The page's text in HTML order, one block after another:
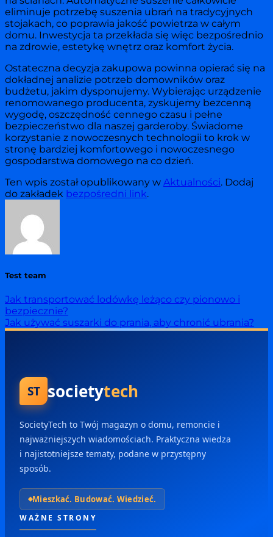
eliminuje potrzebę suszenia ubrań na tradycyjnych
stojakach, co poprawia jakość powietrza w całym
domu. Inwestycja ta przekłada się więc bezpośrednio
na zdrowie, estetykę wnętrz oraz komfort życia.
Ostateczna decyzja zakupowa powinna opierać się na
dokładnej analizie potrzeb domowników oraz
budżetu, jakim dysponujemy. Wybierając urządzenie
renomowanego producenta, zyskujemy bezcenną
wygodę, oszczędność cennego czasu i pełne
bezpieczeństwo dla naszej garderoby. Świadome
korzystanie z nowoczesnych technologii to krok w
stronę bardziej komfortowego i nowoczesnego
gospodarstwa domowego na co dzień.
Ten wpis został opublikowany w Aktualności. Dodaj
do zakładek bezpośredni link.
Test team
Jak transportować lodówkę leżąco czy pionowo i
bezpiecznie?
Jak używać suszarki do prania, aby chronić ubrania?
ST societytech
SocietyTech to Twój magazyn o domu, remoncie i
najważniejszych wiadomościach. Praktyczna wiedza
i najistotniejsze tematy, podane w przystępny
sposób.
Mieszkać. Budować. Wiedzieć.
WAŻNE STRONY